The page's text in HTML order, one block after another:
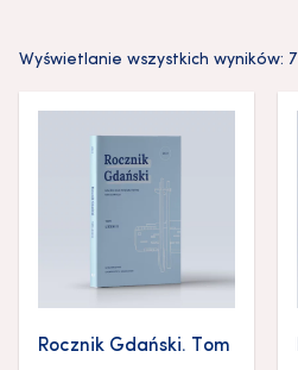
Wyświetlanie wszystkich wyników: 7
Rocznik Gdański. Tom